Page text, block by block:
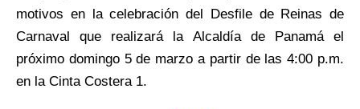
motivos en la celebración del Desfile de Reinas de
Carnaval que realizará la Alcaldía de Panamá el
próximo domingo 5 de marzo a partir de las 4:00 p.m.
en la Cinta Costera 1.